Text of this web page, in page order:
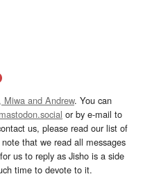
Miwa and Andrew. You can
or by e-mail to
us, please read our list of
that we read all messages
us to reply as Jisho is a side
time to devote to it.